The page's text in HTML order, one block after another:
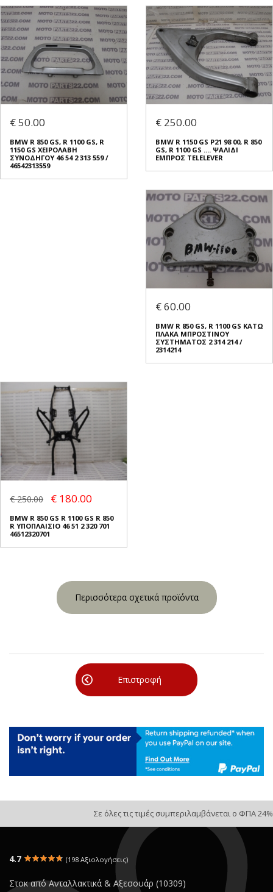
€ 50.00
BMW R 850 GS, R 1100 GS, R
1150 GS ΧΕΙΡΟΛΑΒΗ
ΣΥΝΟΔΗΓΟΥ 46 54 2 313 559 /
46542313559
€ 250.00
BMW R 1150 GS Ρ21 98 00, R 850
GS, R 1100 GS .... ΨΑΛΙΔΙ
ΕΜΠΡΟΣ TELELEVER
€ 60.00
BMW R 850 GS, R 1100 GS ΚΑΤΩ
ΠΛΑΚΑ ΜΠΡΟΣΤΙΝΟΥ
ΣΥΣΤΗΜΑΤΟΣ 2 314 214 /
2314214
€ 250.00 € 180.00
BMW R 850 GS R 1100 GS R 850
R ΥΠΟΠΛΑΙΣΙΟ 46 51 2 320 701
46512320701
Περισσότερα σχετικά προϊόντα
Επιστροφή
Σε όλες τις τιμές συμπεριλαμβάνεται ο ΦΠΑ 24%
4.7 (198 Αξιολογήσεις)
Στοκ από Ανταλλακτικά & Αξεσουάρ (10309)